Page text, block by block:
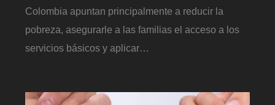
Colombia apuntan principalmente a reducir la
pobreza, asegurarle a las familias el acceso a los
servicios básicos y aplicar…